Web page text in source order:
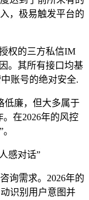
，极易触发平台的
权的三方私信IM
。其所有接口均基
账号的绝对安全.
低廉，但大多属于
在2026年的风控
感对话”
询需求。2026年的
识别用户意图并